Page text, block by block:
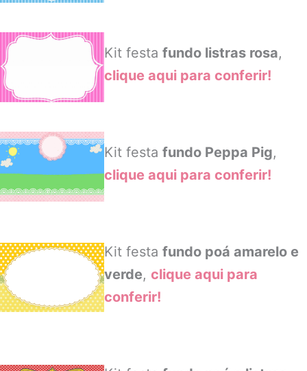
Kit festafundo listras rosa,
clique aqui para conferir!
Kit festafundo Peppa Pig,
clique aqui para conferir!
Kit festafundo poá amarelo e
verde,clique aqui para
conferir!